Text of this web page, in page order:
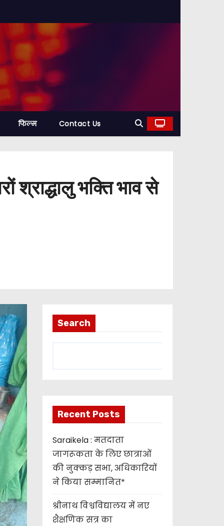
फिल्म Contact Us
श्राद्धालु भक्ति भाव से
Search
Recent Posts
Saraikela : मतदाता
जागरूकता के लिए छात्राओं
की नुक्कड़ सभा, अधिकारियों
ने किया सम्मानित*
श्रीनाथ विश्वविद्यालय में नए
शैक्षणिक सत्र का